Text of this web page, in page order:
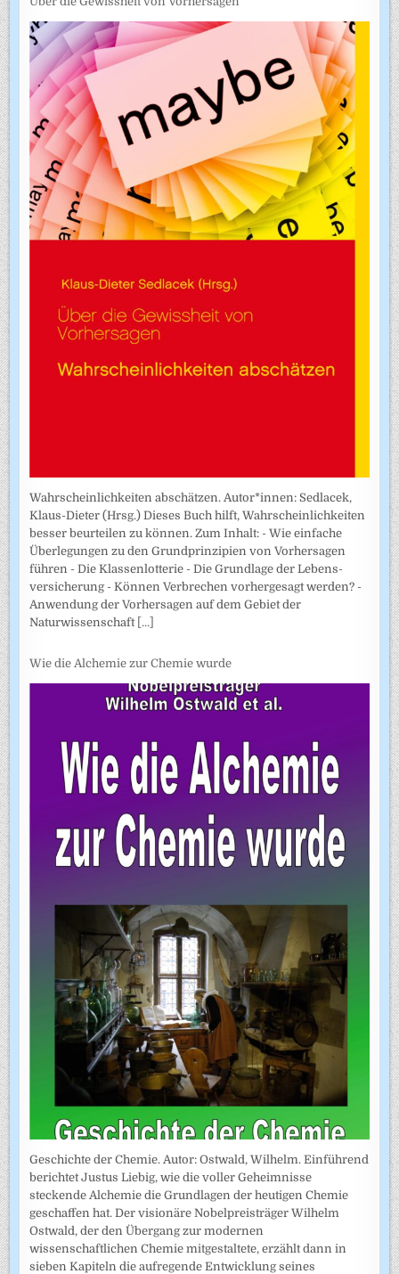
Wahrscheinlichkeiten abschätzen. Autor*innen: Sedlacek,
Klaus-Dieter (Hrsg.) Dieses Buch hilft, Wahrscheinlichkeiten
besser beurteilen zu können. Zum Inhalt: - Wie einfache
Überlegungen zu den Grundprinzipien von Vorhersagen
führen - Die Klassenlotterie - Die Grundlage der Lebens­
versicherung - Können Verbrechen vorhergesagt werden? -
Anwendung der Vorhersagen auf dem Gebiet der
Naturwissenschaft [...]
Wie die Alchemie zur Chemie wurde
Geschichte der Chemie. Autor: Ostwald, Wilhelm. Einführend
berichtet Justus Liebig, wie die voller Geheimnisse
steckende Alchemie die Grundlagen der heutigen Chemie
geschaffen hat. Der visionäre Nobelpreisträger Wilhelm
Ostwald, der den Übergang zur modernen
wissenschaftlichen Chemie mitgestaltete, erzählt dann in
sieben Kapiteln die aufregende Entwicklung seines